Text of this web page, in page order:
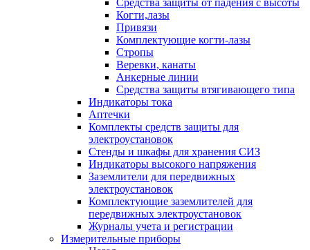
Средства защиты от падения с высоты
Когти,лазы
Привязи
Комплектующие когти-лазы
Стропы
Веревки, канаты
Анкерные линии
Средства защиты втягивающего типа
Индикаторы тока
Аптечки
Комплекты средств защиты для
электроустановок
Стенды и шкафы для хранения СИЗ
Индикаторы высокого напряжения
Заземлители для передвижных
электроустановок
Комплектующие заземлителей для
передвижных электроустановок
Журналы учета и регистрации
Измерительные приборы